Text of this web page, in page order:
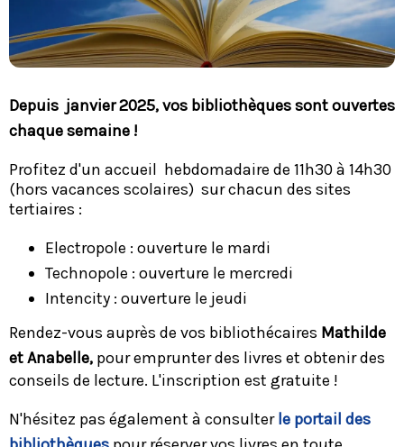
Depuis janvier 2025, vos bibliothèques sont ouvertes
chaque semaine !
Profitez d'un accueil hebdomadaire de 11h30 à 14h30
(hors vacances scolaires) sur chacun des sites
tertiaires :
Electropole : ouverture le mardi
Technopole : ouverture le mercredi
Intencity : ouverture le jeudi
Rendez-vous auprès de vos bibliothécaires Mathilde
et Anabelle, pour emprunter des livres et obtenir des
conseils de lecture. L'inscription est gratuite !
N'hésitez pas également à consulterle portail des